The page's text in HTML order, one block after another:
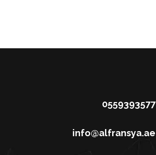
0559393577
info@alfransya.ae